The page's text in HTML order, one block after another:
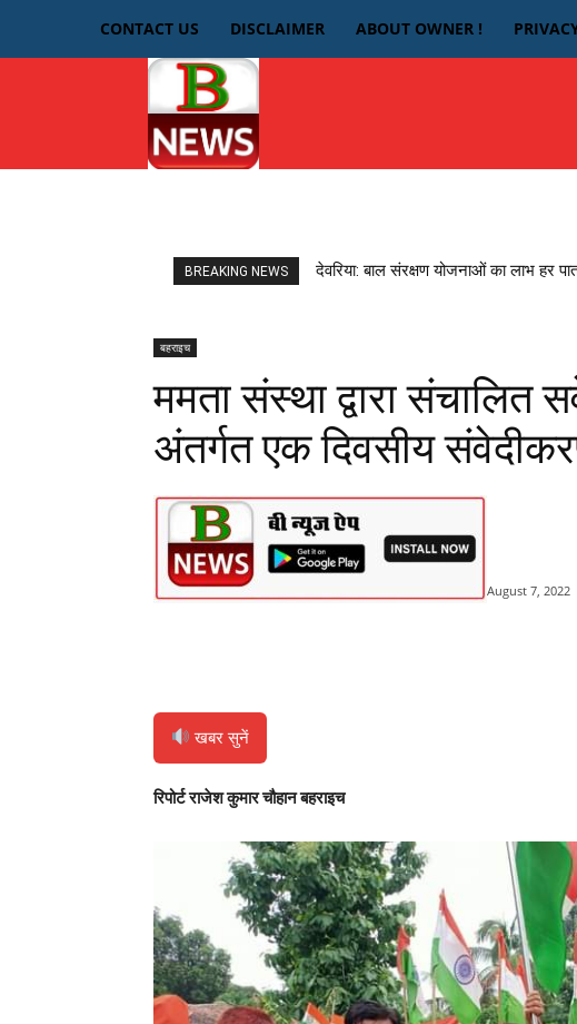
CONTACT US DISCLAIMER ABOUT OWNER !
BREAKING NEWS देवरिया: बाल संरक्षण योजनाओं का लाभ हर
बहराइच
ममता संस्था द्वारा संचालित
अंतर्गत एक दिवसीय
August 7, 2022
खबर सुनें
रिपोर्ट राजेश कुमार चौहान बहराइच